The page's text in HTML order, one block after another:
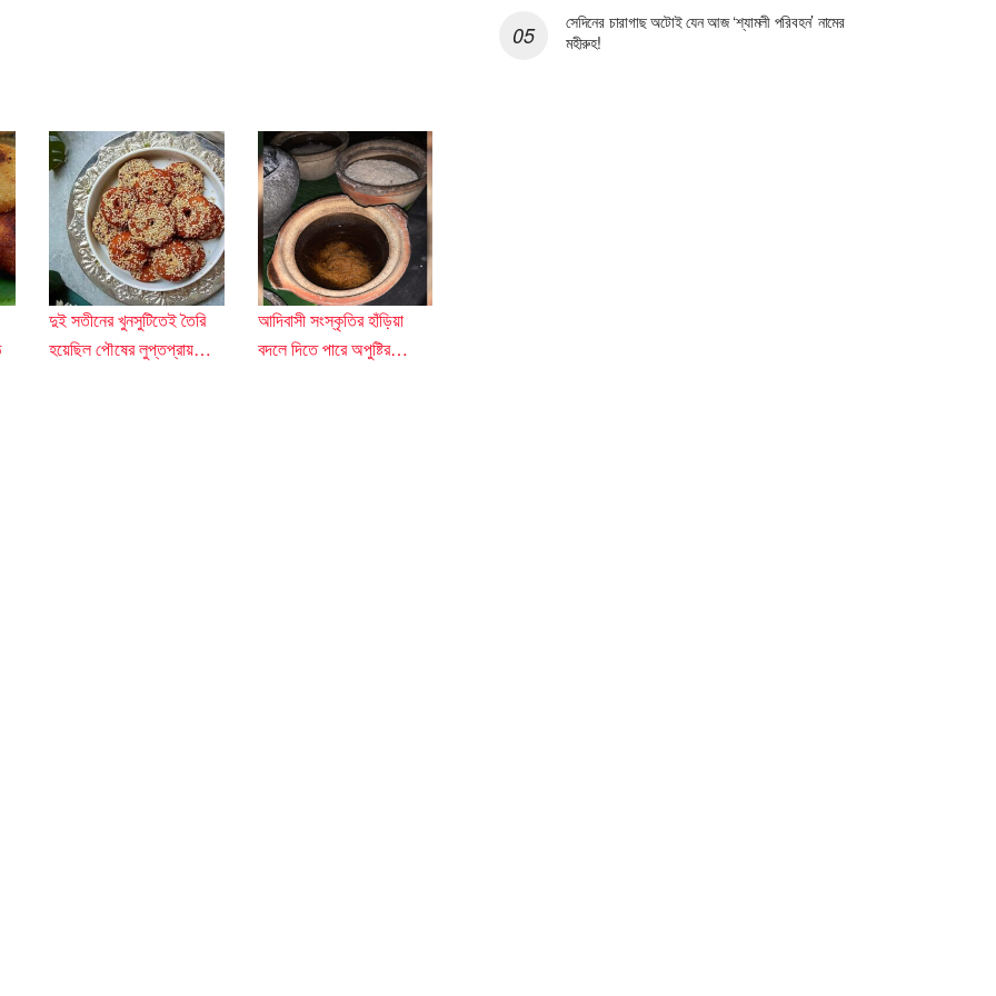
দুই সতীনের খুনসুটিতেই তৈরি
হয়েছিল পৌষের লুপ্তপ্রায়…
আদিবাসী সংস্কৃতির হাঁড়িয়া
বদলে দিতে পারে অপুষ্টির…
সেদিনের চারাগাছ অটোই যেন আজ ‘শ্যামলী পরিবহন’ নামের
মহীরুহ!